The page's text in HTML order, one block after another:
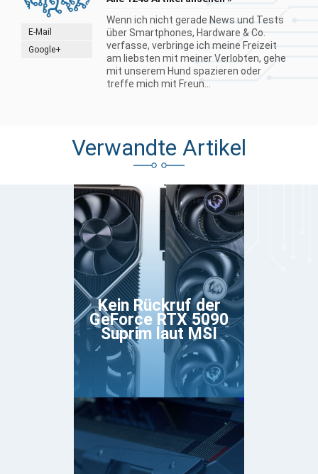
E-Mail
Google+
Wenn ich nicht gerade News und Tests
über Smartphones, Hardware & Co.
verfasse, verbringe ich meine Freizeit
am liebsten mit meiner Verlobten, gehe
mit unserem Hund spazieren oder
treffe mich mit Freun...
Verwandte Artikel
Kein Rückruf der
GeForce RTX 5090
Suprim laut MSI